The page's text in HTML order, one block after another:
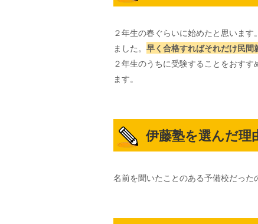
２年生の春ぐらいに始めたと思いま
ました。 早く合格すればそれだけ民
２年生のうちに受験することをおす
ます。
伊藤塾を選んだ理
名前を聞いたことのある予備校だった